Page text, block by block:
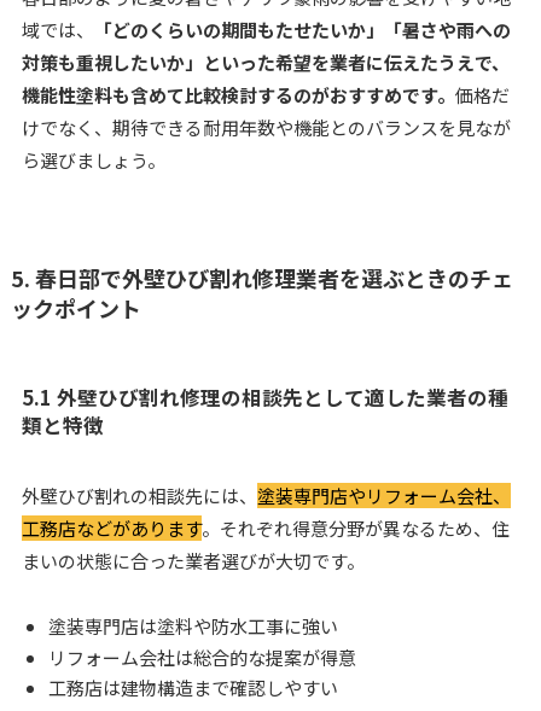
域では、
「どのくらいの期間もたせたいか」「暑さや雨への
対策も重視したいか」といった希望を業者に伝えたうえで、
機能性塗料も含めて比較検討するのがおすすめです。 価格だ
けでなく、期待できる耐用年数や機能とのバランスを見なが
ら選びましょう。
5. 春日部で外壁ひび割れ修理業者を選ぶときのチェ
ックポイント
5.1 外壁ひび割れ修理の相談先として適した業者の種
類と特徴
外壁ひび割れの相談先には、 塗装専門店やリフォーム会社、
工務店などがあります。それぞれ得意分野が異なるため、住
まいの状態に合った業者選びが大切です。
塗装専門店は塗料や防水工事に強い
リフォーム会社は総合的な提案が得意
工務店は建物構造まで確認しやすい